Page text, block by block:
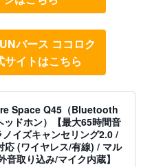
バース ココロク
サイトはこちら
Space Q45（Bluetooth
ドホン）【最大65時間音
イズキャンセリング2.0 /
応 (ワイヤレス/有線) / マル
音取り込み/マイク内蔵】